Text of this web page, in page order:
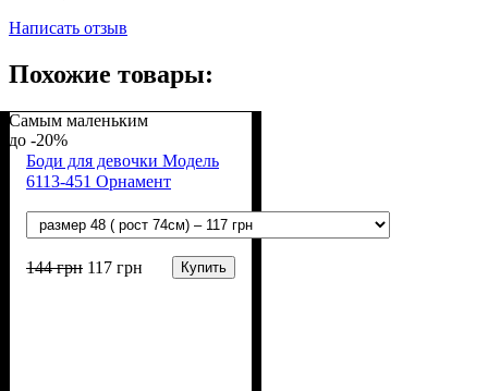
Написать отзыв
Похожие товары:
Самым маленьким
-20%
Боди для девочки Модель
6113-451 Орнамент
144грн 117 грн Купить